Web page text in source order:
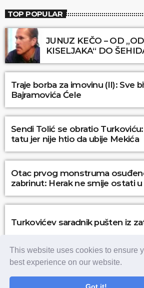
This website uses cookies to ensure
best experience on our website.
TOP POPULAR
JUNUZ KEČO – OD
KISELJAKA“ DO
Traje borba za imovinu (II): Sve
Bajramovića Ćele
Sendi Tolić se obratio
tatu jer nije htio da ubije Mekića
Otac prvog monstruma
zabrinut: Herak ne smije ostati u
Turkovićev saradnik pušten iz